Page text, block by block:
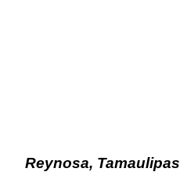
Reynosa, Tamaulipas